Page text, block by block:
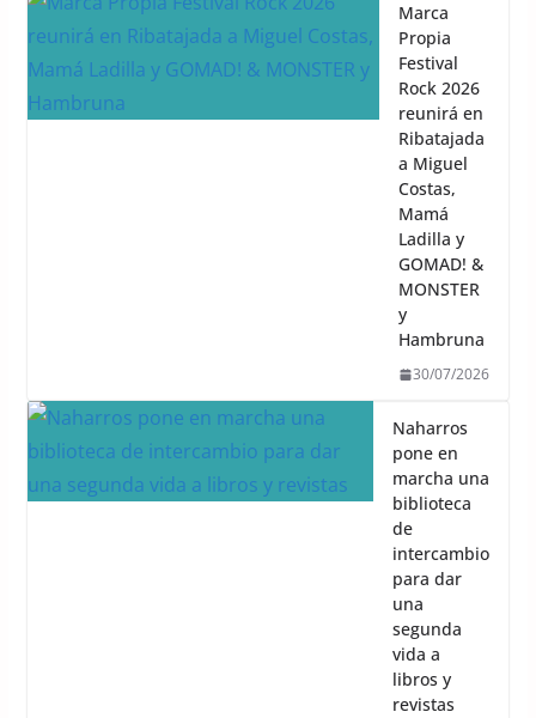
Marca
Propia
Festival
Rock 2026
reunirá en
Ribatajada
a Miguel
Costas,
Mamá
Ladilla y
GOMAD! &
MONSTER
y
Hambruna
30/07/2026
Naharros
pone en
marcha una
biblioteca
de
intercambio
para dar
una
segunda
vida a
libros y
revistas